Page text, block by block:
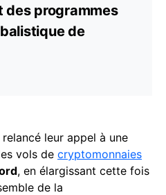
des programmes
de
leur appel à une
vols de cryptomonnaies
, en élargissant cette fois
de la